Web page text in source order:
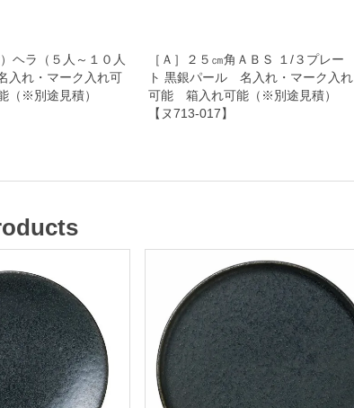
可
能
れ
（
※
別
途
見
積
）
ヘラ（５人～１０人
入れ・マーク入れ可
（※別途見積）
［Ａ］２５㎝角ＡＢＳ １/３プレー
ト 黒銀パール 名入れ・マーク入れ
可能 箱入れ可能（※別途見積）
【ヌ713-017】